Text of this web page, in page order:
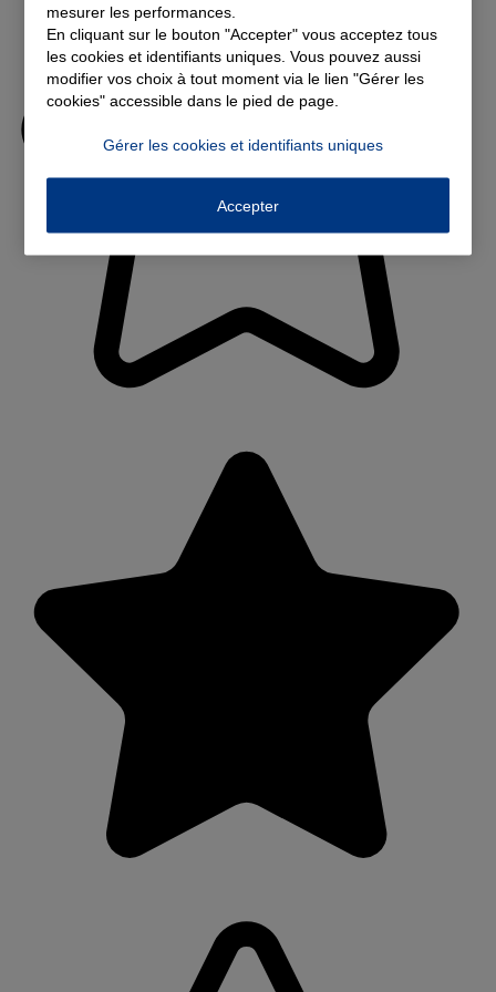
mesurer les performances.
En cliquant sur le bouton "Accepter" vous acceptez tous
les cookies et identifiants uniques. Vous pouvez aussi
modifier vos choix à tout moment via le lien "Gérer les
cookies" accessible dans le pied de page.
Gérer les cookies et identifiants uniques
Accepter